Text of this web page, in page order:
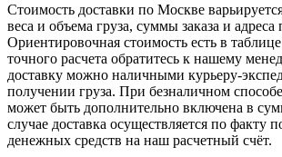
Стоимость доставки по Москве
веса и объема груза, суммы заказа и адреса
Ориентировочная стоимость есть в
точного расчета обратитесь к нашему
доставку можно наличными курьеру-
получении груза. При безналичном
может быть дополнительно включена в
случае доставка осуществляется по факту
денежных средств на наш расчетный счёт.